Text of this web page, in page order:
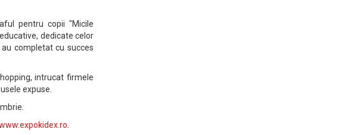
pentru copii "Micile
dedicate celor
completat cu succes
intrucat firmele
expuse.